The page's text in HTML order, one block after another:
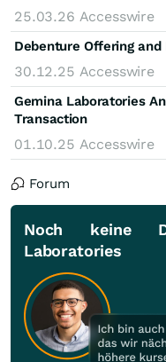
25.03.26 Accesswire
Debenture Offering and
30.12.25 Accesswire
Gemina Laboratories
Transaction
01.10.25 Accesswire
Forum
Noch keine
Laboratories